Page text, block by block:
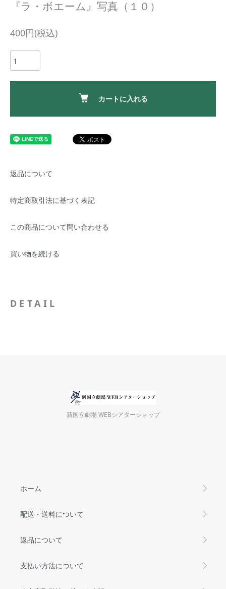
『ラ・ボエーム』写真（１０）
400円(税込)
カートに入れる
返品について
特定商取引法に基づく表記
この商品について問い合わせる
買い物を続ける
DETAIL
新国立劇場 WEBシアターショップ
ホーム
配送・送料について
返品について
支払い方法について